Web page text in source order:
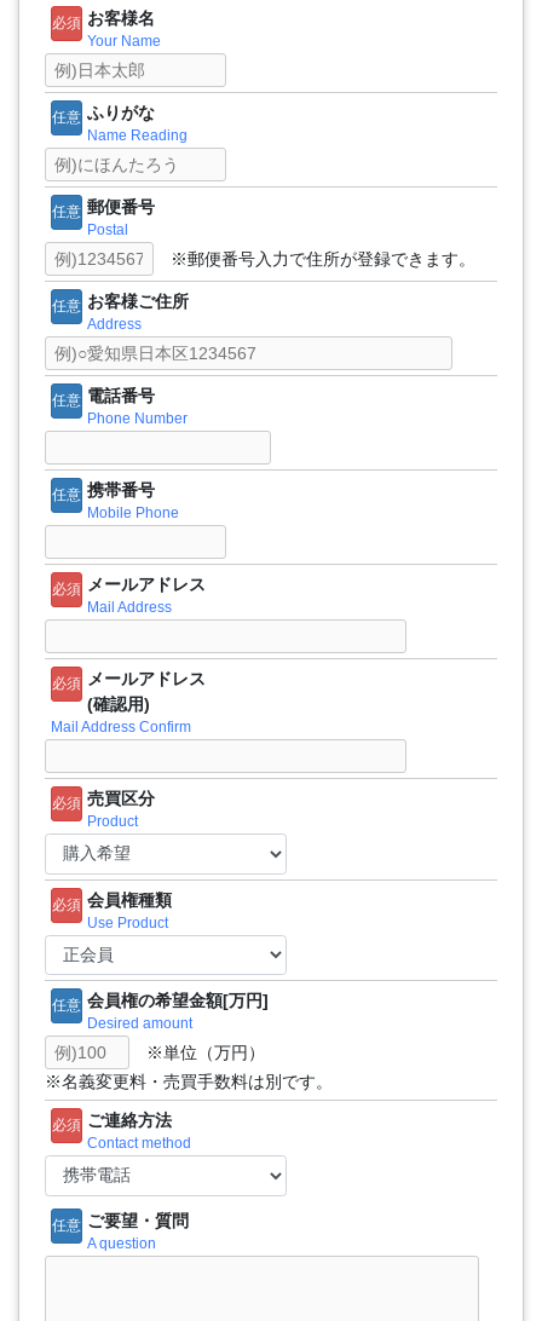
必須 お客様名
Your Name
任意 ふりがな
Name Reading
任意 郵便番号
Postal
※郵便番号入力で住所が登録できます。
任意 お客様ご住所
Address
任意 電話番号
Phone Number
任意 携帯番号
Mobile Phone
必須 メールアドレス
Mail Address
必須 メールアドレス
(確認用)
Mail Address Confirm
必須 売買区分
Product
必須 会員権種類
Use Product
任意 会員権の希望金額[万円]
Desired amount
※単位（万円）
※名義変更料・売買手数料は別です。
必須 ご連絡方法
Contact method
任意 ご要望・質問
A question